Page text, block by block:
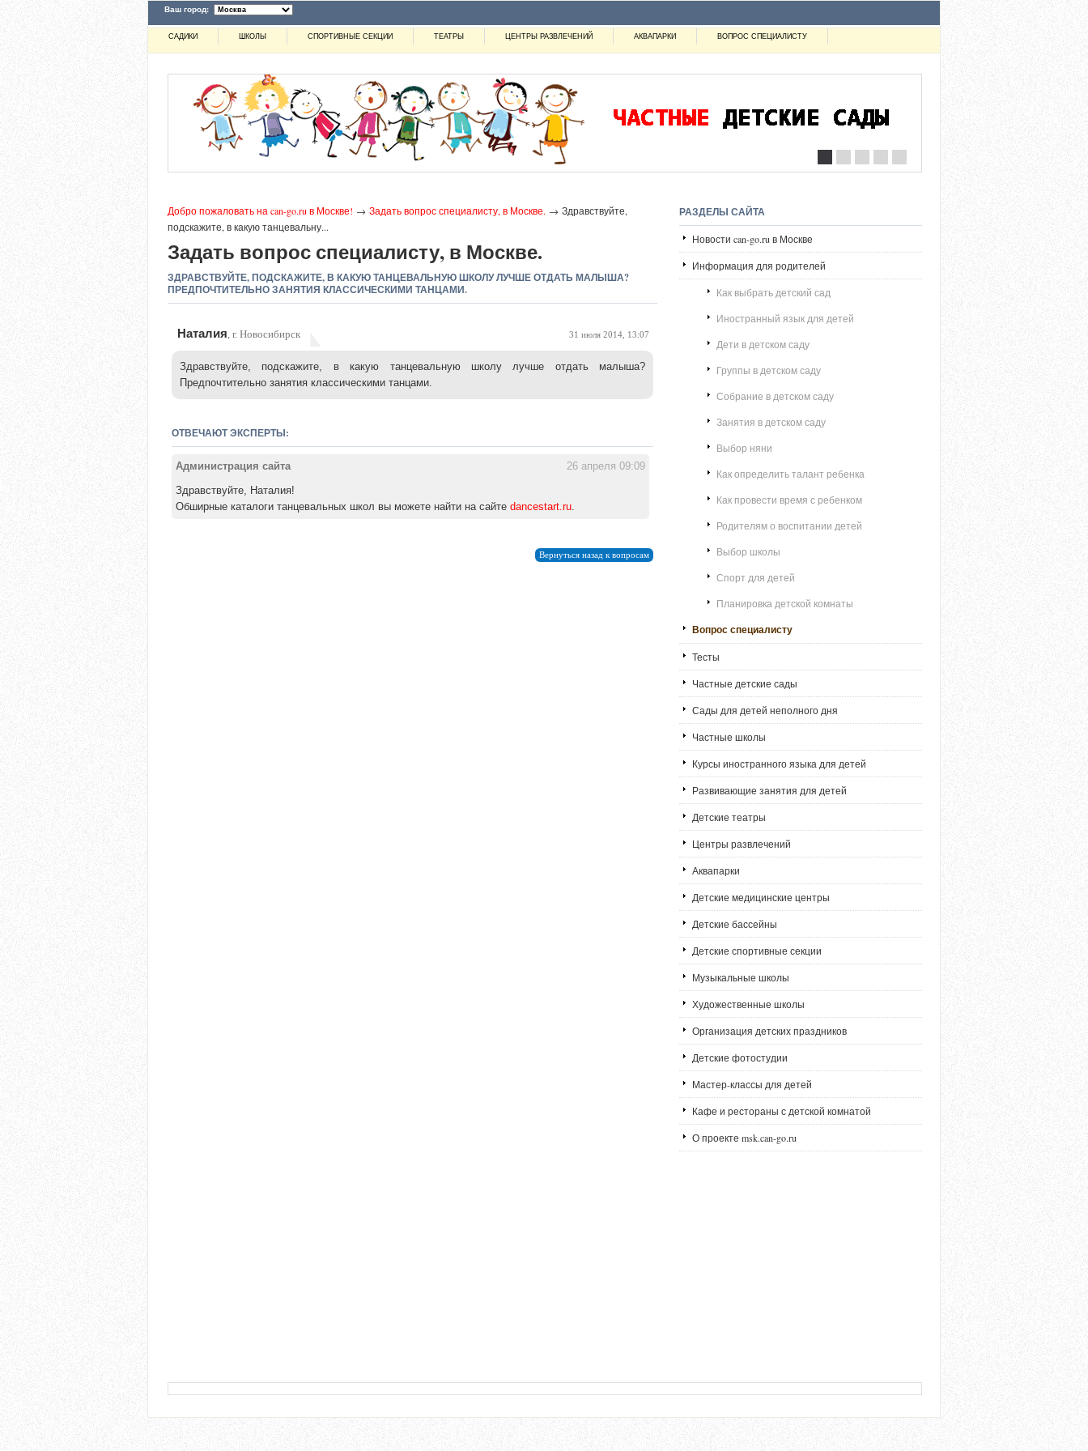
Ваш город:
САДИКИ ШКОЛЫ СПОРТИВНЫЕ СЕКЦИИ ТЕАТРЫ ЦЕНТРЫ РАЗВЛЕЧЕНИЙ АКВАПАРКИ ВОПРОС СПЕЦИАЛИСТУ
Добро пожаловать на can-go.ru в Москве! → Задать вопрос специалисту, в Москве. → Здравствуйте,
подскажите, в какую танцевальну...
Задать вопрос специалисту, в Москве.
ЗДРАВСТВУЙТЕ, ПОДСКАЖИТЕ, В КАКУЮ ТАНЦЕВАЛЬНУЮ ШКОЛУ ЛУЧШЕ ОТДАТЬ МАЛЫША?
ПРЕДПОЧТИТЕЛЬНО ЗАНЯТИЯ КЛАССИЧЕСКИМИ ТАНЦАМИ.
Наталия, г. Новосибирск 31 июля 2014, 13:07
Здравствуйте, подскажите, в какую танцевальную школу лучше отдать малыша?
Предпочтительно занятия классическими танцами.
ОТВЕЧАЮТ ЭКСПЕРТЫ:
Администрация сайта
26 апреля 09:09
Здравствуйте, Наталия!
Обширные каталоги танцевальных школ вы можете найти на сайте dancestart.ru.
Вернуться назад к вопросам
РАЗДЕЛЫ САЙТА
Новости can-go.ru в Москве
Информация для родителей
Как выбрать детский сад
Иностранный язык для детей
Дети в детском саду
Группы в детском саду
Собрание в детском саду
Занятия в детском саду
Выбор няни
Как определить талант ребенка
Как провести время с ребенком
Родителям о воспитании детей
Выбор школы
Спорт для детей
Планировка детской комнаты
Вопрос специалисту
Тесты
Частные детские сады
Сады для детей неполного дня
Частные школы
Курсы иностранного языка для детей
Развивающие занятия для детей
Детские театры
Центры развлечений
Аквапарки
Детские медицинские центры
Детские бассейны
Детские спортивные секции
Музыкальные школы
Художественные школы
Организация детских праздников
Детские фотостудии
Мастер-классы для детей
Кафе и рестораны с детской комнатой
О проекте msk.can-go.ru